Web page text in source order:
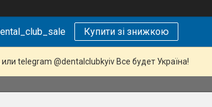
Купити зі знижкою
telegram @dentalclubkyiv Все будет Україна!